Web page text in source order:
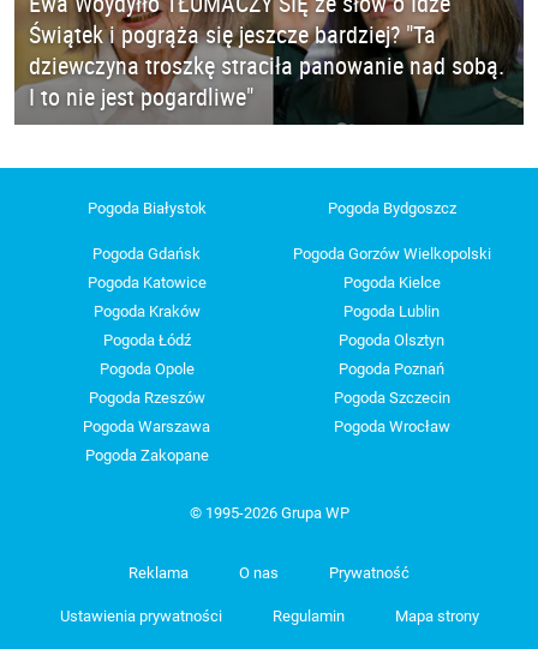
Świątek i pogrąża się jeszcze bardziej? "Ta
dziewczyna troszkę straciła panowanie nad sobą.
I to nie jest pogardliwe"
Pogoda Białystok Pogoda Bydgoszcz
Pogoda Gdańsk
Pogoda Gorzów Wielkopolski
Pogoda Katowice
Pogoda Kielce
Pogoda Kraków
Pogoda Lublin
Pogoda Łódź
Pogoda Olsztyn
Pogoda Opole
Pogoda Poznań
Pogoda Rzeszów
Pogoda Szczecin
Pogoda Warszawa
Pogoda Wrocław
Pogoda Zakopane
© 1995-2026 Grupa WP
Reklama O nas Prywatność
Ustawienia prywatności Regulamin Mapa strony